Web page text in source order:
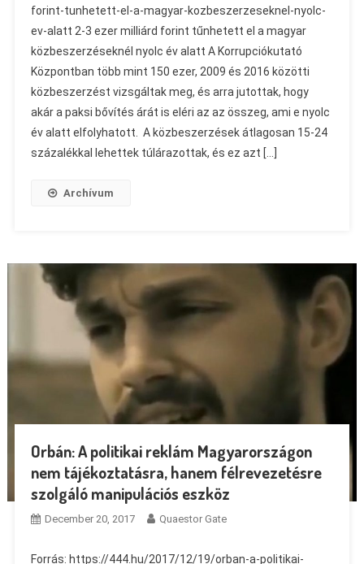
forint-tunhetett-el-a-magyar-kozbeszerzeseknel-nyolc-
ev-alatt 2-3 ezer milliárd forint tűnhetett el a magyar
közbeszerzéseknél nyolc év alatt A Korrupciókutató
Központban több mint 150 ezer, 2009 és 2016 közötti
közbeszerzést vizsgáltak meg, és arra jutottak, hogy
akár a paksi bővítés árát is eléri az az összeg, ami e nyolc
év alatt elfolyhatott. A közbeszerzések átlagosan 15-24
százalékkal lehettek túlárazottak, és ez azt […]
Archívum
Orbán: A politikai reklám Magyarországon
nem tájékoztatásra, hanem félrevezetésre
szolgáló manipulációs eszköz
December 20, 2017 Quaestor Gate
Forrás: https://444.hu/2017/12/19/orban-a-politikai-